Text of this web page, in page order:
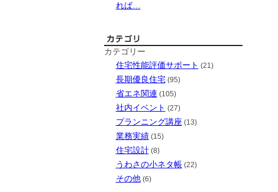
れば…
カテゴリー
住宅性能評価サポート (21)
長期優良住宅(95)
省エネ関連 (105)
社内イベント (27)
プランニング講座 (13)
業務実績(15)
住宅設計(8)
うわさの小ネタ帳(22)
その他(6)